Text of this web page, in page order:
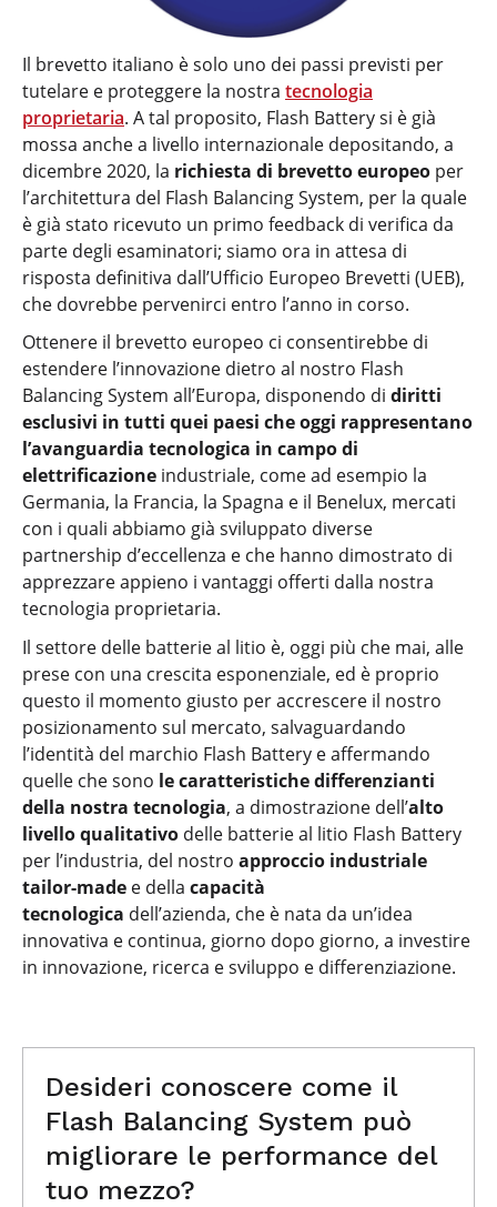
Il brevetto italiano è solo uno dei passi previsti per
tutelare e proteggere la nostra tecnologia
proprietaria. A tal proposito, Flash Battery si è già
mossa anche a livello internazionale depositando, a
dicembre 2020, la richiesta di brevetto europeo per
l’architettura del Flash Balancing System, per la quale
è già stato ricevuto un primo feedback di verifica da
parte degli esaminatori; siamo ora in attesa di
risposta definitiva dall’Ufficio Europeo Brevetti (UEB),
che dovrebbe pervenirci entro l’anno in corso.
Ottenere il brevetto europeo ci consentirebbe di
estendere l’innovazione dietro al nostro Flash
Balancing System all’Europa, disponendo di diritti
esclusivi in tutti quei paesi che oggi rappresentano
l’avanguardia tecnologica in campo di
elettrificazione industriale, come ad esempio la
Germania, la Francia, la Spagna e il Benelux, mercati
con i quali abbiamo già sviluppato diverse
partnership d’eccellenza e che hanno dimostrato di
apprezzare appieno i vantaggi offerti dalla nostra
tecnologia proprietaria.
Il settore delle batterie al litio è, oggi più che mai, alle
prese con una crescita esponenziale, ed è proprio
questo il momento giusto per accrescere il nostro
posizionamento sul mercato, salvaguardando
l’identità del marchio Flash Battery e affermando
quelle che sono le caratteristiche differenzianti
della nostra tecnologia, a dimostrazione dell’alto
livello qualitativo delle batterie al litio Flash Battery
per l’industria, del nostro approccio industriale
tailor-made e della capacità
tecnologica dell’azienda, che è nata da un’idea
innovativa e continua, giorno dopo giorno, a investire
in innovazione, ricerca e sviluppo e differenziazione.
Desideri conoscere come il
Flash Balancing System può
migliorare le performance del
tuo mezzo?